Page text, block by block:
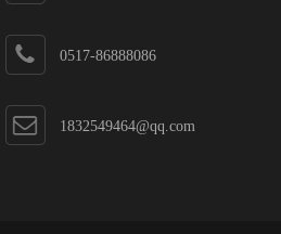
0517-86888086
1832549464@qq.com